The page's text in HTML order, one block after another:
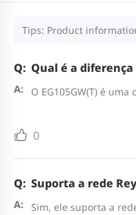
Tips: Product
Qual é a diferença
O EG105GW(T) é
0
Suporta a rede
Sim, ele suporta a